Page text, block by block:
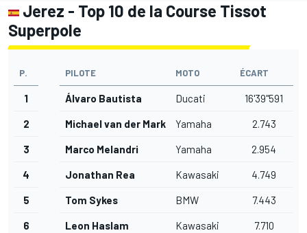
Jerez - Top 10 de la Course Tissot
Superpole
P. PILOTE MOTO ÉCART
1 Álvaro Bautista Ducati 16'39"591
2 Michael van der Mark Yamaha 2.743
3 Marco Melandri Yamaha 2.954
4 Jonathan Rea Kawasaki 4.749
5 Tom Sykes BMW 7.443
6 Leon Haslam Kawasaki 7.710